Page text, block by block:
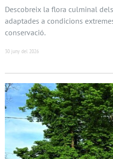
Descobreix la flora culminal
adaptades a condicions
conservació.
30 juny del 2026